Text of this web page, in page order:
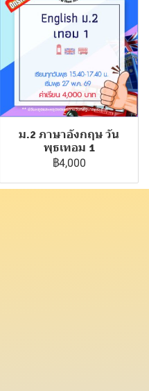
ม.2 ภาษาอังกฤษ วัน
พุธเทอม 1
฿4,000